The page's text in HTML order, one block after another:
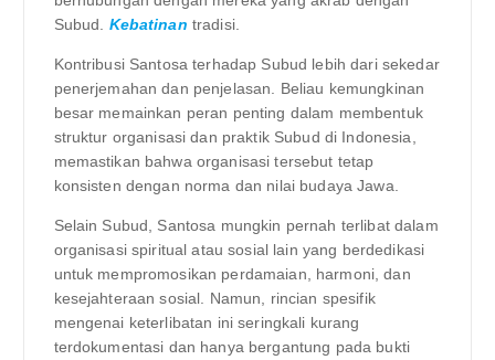
Subud. Kebatinan tradisi.
Kontribusi Santosa terhadap Subud lebih dari sekedar
penerjemahan dan penjelasan. Beliau kemungkinan
besar memainkan peran penting dalam membentuk
struktur organisasi dan praktik Subud di Indonesia,
memastikan bahwa organisasi tersebut tetap
konsisten dengan norma dan nilai budaya Jawa.
Selain Subud, Santosa mungkin pernah terlibat dalam
organisasi spiritual atau sosial lain yang berdedikasi
untuk mempromosikan perdamaian, harmoni, dan
kesejahteraan sosial. Namun, rincian spesifik
mengenai keterlibatan ini seringkali kurang
terdokumentasi dan hanya bergantung pada bukti